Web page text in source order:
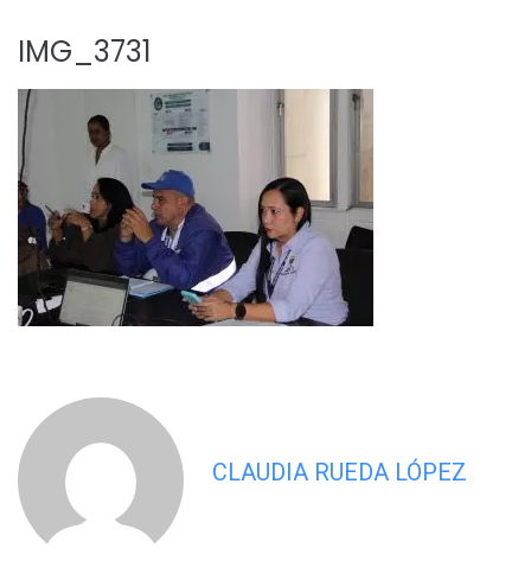
IMG_3731
CLAUDIA RUEDA LÓPEZ